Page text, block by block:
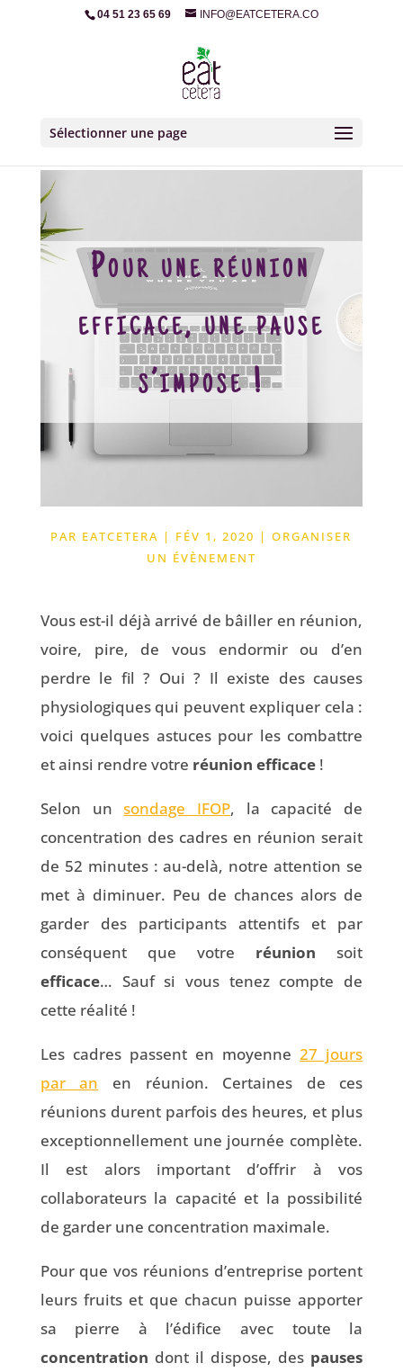
04 51 23 65 69 INFO@EATCETERA.CO
Sélectionner une page
Pour une réunion
efficace, une pause
s’impose !
PAR EATCETERA | FÉV 1, 2020 |ORGANISER
UN ÉVÈNEMENT
Vous est-il déjà arrivé de bâiller en réunion,
voire, pire, de vous endormir ou d’en
perdre le fil ? Oui ? Il existe des causes
physiologiques qui peuvent expliquer cela :
voici quelques astuces pour les combattre
et ainsi rendre votre réunion efficace!
Selon unsondage IFOP, la capacité de
concentration des cadres en réunion serait
de 52 minutes : au-delà, notre attention se
met à diminuer. Peu de chances alors de
garder des participants attentifs et par
conséquent que votre réunion soit
efficace… Sauf si vous tenez compte de
cette réalité !
Les cadres passent en moyenne27 jours
par an en réunion. Certaines de ces
réunions durent parfois des heures, et plus
exceptionnellement une journée complète.
Il est alors important d’offrir à vos
collaborateurs la capacité et la possibilité
de garder une concentration maximale.
Pour que vos réunions d’entreprise portent
leurs fruits et que chacun puisse apporter
sa pierre à l’édifice avec toute la
concentration dont il dispose, des pauses